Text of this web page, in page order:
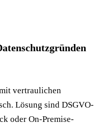
vertraulichen
Lösung sind DSGVO-
oder On-Premise-